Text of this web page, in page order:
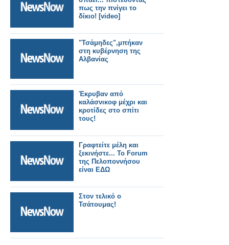
πως την πνίγει το
δίκιο! [video]
"Τσάμηδες",μπήκαν
στη κυβέρνηση της
Αλβανίας
Έκρυβαν από
καλάσνικοφ μέχρι και
κροτίδες στο σπίτι
τους!
Γραφτείτε μέλη και
ξεκινήστε... Το Forum
της Πελοποννήσου
είναι ΕΔΩ
Στον τελικό ο
Τσάτουμας!